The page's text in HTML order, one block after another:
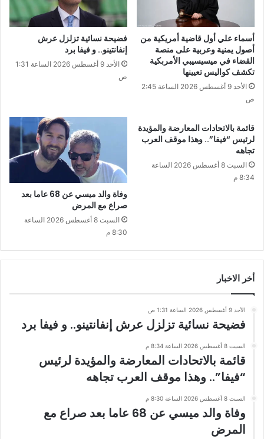
أسماء علي أول قاضية أمريكية من
أصول يمنية وعربية على منصة
القضاء في ميسيسيبي الأمربكية
تكشف كواليس تعيينها
الأحد 9 أغسطس 2026 الساعة 2:45
ص
فضيحة نسائية تزلزل عرش
إنفانتينو.. و فيفا برد
الأحد 9 أغسطس 2026 الساعة 1:31
ص
قائمة بالاتحادات المعارضة والمؤيدة
لرئيس “فيفا”.. وهذا موقف العرب
تجاهه
السبت 8 أغسطس 2026 الساعة
8:34 م
وفاة والد ميسي عن 68 عاما بعد
صراع مع المرض
السبت 8 أغسطس 2026 الساعة
8:30 م
أخر الاخبار
الأحد 9 أغسطس 2026 الساعة 1:31 ص
فضيحة نسائية تزلزل عرش إنفانتينو.. و فيفا برد
السبت 8 أغسطس 2026 الساعة 8:34 م
قائمة بالاتحادات المعارضة والمؤيدة لرئيس
“فيفا”.. وهذا موقف العرب تجاهه
السبت 8 أغسطس 2026 الساعة 8:30 م
وفاة والد ميسي عن 68 عاما بعد صراع مع
المرض